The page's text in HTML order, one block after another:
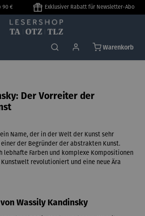
90 € Exklusiver Rabatt für Newsletter-Abo
Warenkorb
Der Vorreiter der
Name, der in der Welt der Kunst sehr
der Begründer der abstrakten Kunst.
lebhafte Farben und komplexe Kompositionen
revolutioniert und eine neue Ära
Wassily Kandinsky